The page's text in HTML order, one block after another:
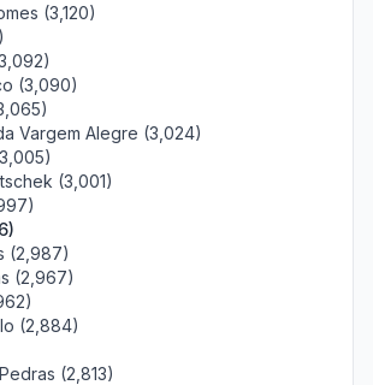
(3,120)
(3,090)
Vargem Alegre (3,024)
(3,001)
(2,987)
(2,967)
(2,884)
(2,813)